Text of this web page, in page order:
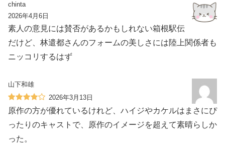
chinta
2026年4月6日
素人の意見には賛否があるかもしれない箱根駅伝
だけど、林遣都さんのフォームの美しさには陸上関係者も
ニッコリするはず‍️
山下和雄
2026年3月13日
原作の方が優れているけれど、ハイジやカケルはまさにぴ
ったりのキャストで、原作のイメージを超えて素晴らしか
った。